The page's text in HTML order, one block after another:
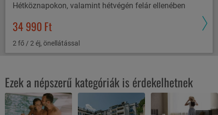
Hétköznapokon, valamint hétvégén felár ellenében
34 990 Ft
2 fő / 2 éj, önellátással
Ezek a népszerű kategóriák is érdekelhetnek